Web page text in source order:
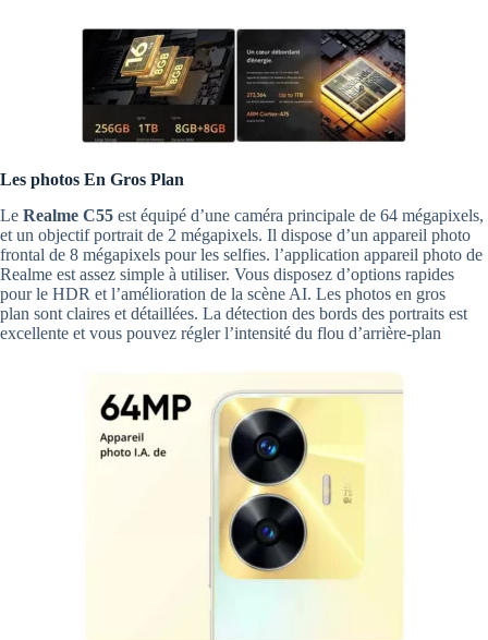
Les photos En Gros Plan
Le Realme C55 est équipé d’une caméra principale de 64 mégapixels,
et un objectif portrait de 2 mégapixels. Il dispose d’un appareil photo
frontal de 8 mégapixels pour les selfies. l’application appareil photo de
Realme est assez simple à utiliser. Vous disposez d’options rapides
pour le HDR et l’amélioration de la scène AI. Les photos en gros
plan sont claires et détaillées. La détection des bords des portraits est
excellente et vous pouvez régler l’intensité du flou d’arrière-plan